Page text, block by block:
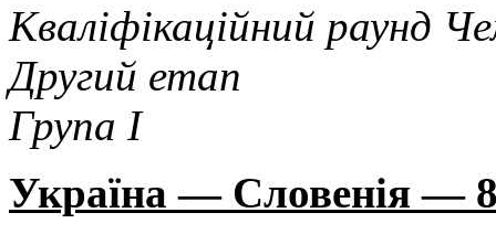
Кваліфікаційний раунд
Другий етап
Група I
Україна — Словенія —